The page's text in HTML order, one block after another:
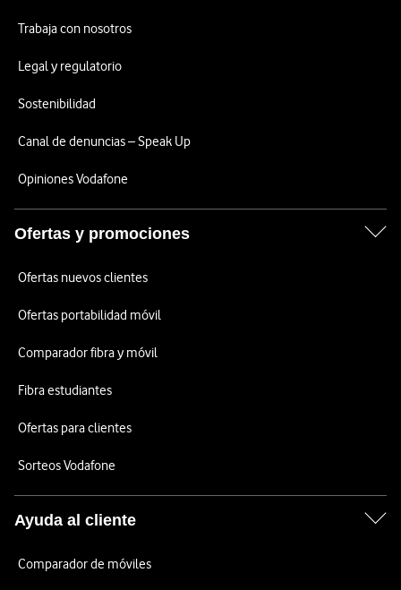
Trabaja con nosotros
Legal y regulatorio
Sostenibilidad
Canal de denuncias – Speak Up
Opiniones Vodafone
Ofertas y promociones
Ofertas nuevos clientes
Ofertas portabilidad móvil
Comparador fibra y móvil
Fibra estudiantes
Ofertas para clientes
Sorteos Vodafone
Ayuda al cliente
Comparador de móviles